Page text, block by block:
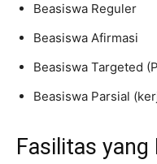
Beasiswa Reguler
Beasiswa Afirmasi
Beasiswa Targeted
Beasiswa Parsial
Fasilitas yang